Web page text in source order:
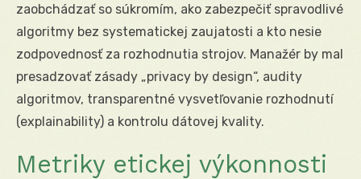
zaobchádzať so súkromím, ako zabezpečiť spravodlivé
algoritmy bez systematickej zaujatosti a kto nesie
zodpovednosť za rozhodnutia strojov. Manažér by mal
presadzovať zásady „privacy by design“, audity
algoritmov, transparentné vysvetľovanie rozhodnutí
(explainability) a kontrolu dátovej kvality.
Metriky etickej výkonnosti